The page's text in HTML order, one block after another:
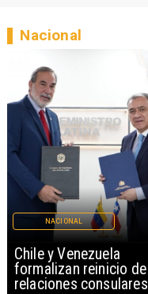
Chile y Venezuela
formalizan reinicio de
relaciones consulares
NACIONAL
Nacional